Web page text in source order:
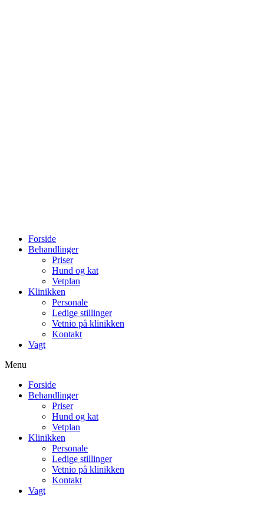
Forside
Behandlinger
Priser
Hund og kat
Vetplan
Klinikken
Personale
Ledige stillinger
Vetnio på klinikken
Kontakt
Vagt
Menu
Forside
Behandlinger
Priser
Hund og kat
Vetplan
Klinikken
Personale
Ledige stillinger
Vetnio på klinikken
Kontakt
Vagt